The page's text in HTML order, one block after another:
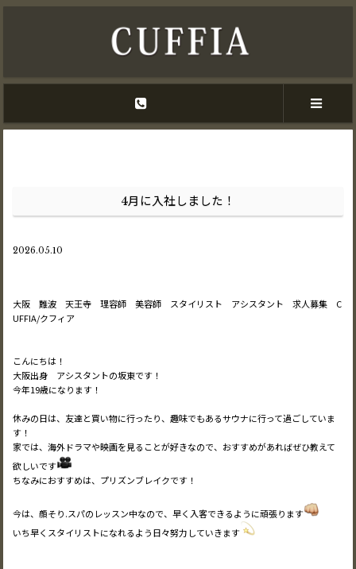
4月に入社しました！
2026.05.10
大阪 難波 天王寺 理容師 美容師 スタイリスト アシスタント 求人募集 C
UFFIA/クフィア
こんにちは！
大阪出身 アシスタントの坂東です！
今年19歳になります！
休みの日は、友達と買い物に行ったり、趣味でもあるサウナに行って過ごしていま
す！
家では、海外ドラマや映画を見ることが好きなので、おすすめがあればぜひ教えて
欲しいです
ちなみにおすすめは、プリズンブレイクです！
今は、顔そり.スパのレッスン中なので、早く入客できるように頑張ります
いち早くスタイリストになれるよう日々努力していきます